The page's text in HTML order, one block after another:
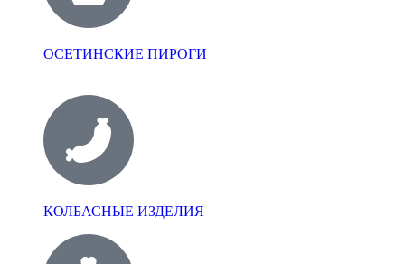
ОСЕТИНСКИЕ ПИРОГИ
КОЛБАСНЫЕ ИЗДЕЛИЯ